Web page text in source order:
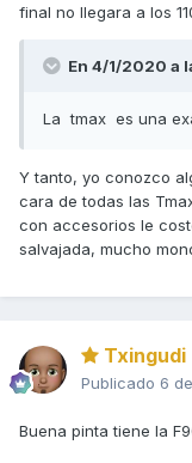
final no llegara a los
En 4/1/2020 a
La tmax es una
Y tanto, yo conozco
cara de todas las
con accesorios le
salvajada, mucho
Txingudi
Publicado 6
Buena pinta tiene la